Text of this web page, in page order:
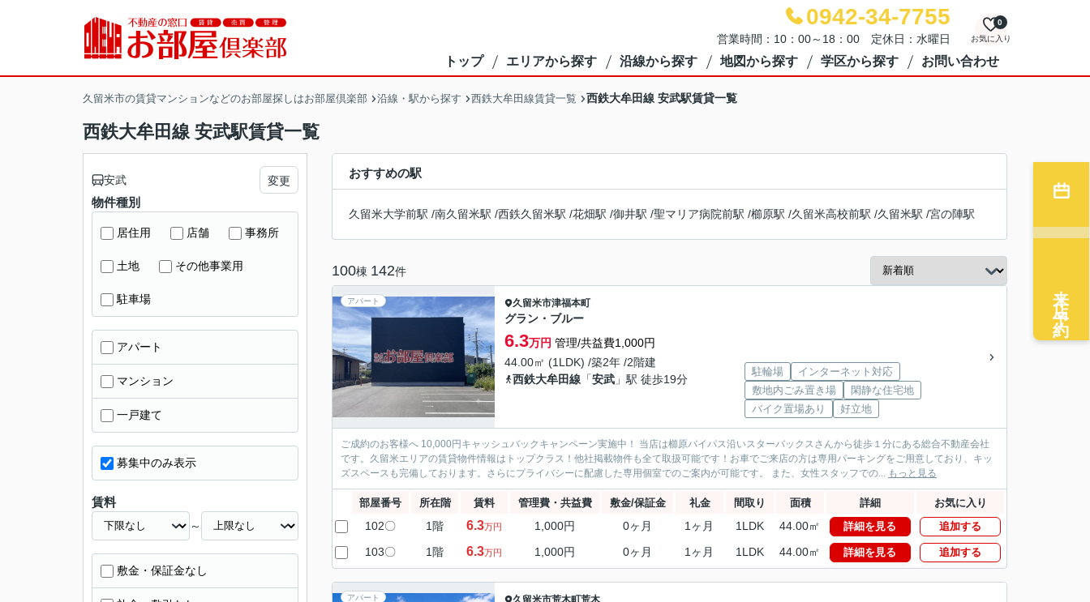
0942-34-7755
営業時間：10：00～18：00 定休日：水曜日 お気に入り
0
トップ エリアから探す 沿線から探す 地図から探す 学区から探す お問い合わせ
久留米市の賃貸マンションなどのお部屋探しはお部屋倶楽部 沿線・駅から探す 西鉄大牟田線賃貸一覧 西鉄大牟田線 安武駅賃貸一覧
西鉄大牟田線 安武駅賃貸一覧
おすすめの駅
久留米大学前駅 /南久留米駅 /西鉄久留米駅 /花畑駅 /御井駅 /聖マリア病院前駅 /櫛原駅 /久留米高校前駅 /久留米駅 /宮の陣駅
100棟 142件
アパート 久留米市津福本町
グラン・ブルー
6.3万円 管理/共益費1,000円
44.00㎡ (1LDK) /築2年 /2階建
西鉄大牟田線 「安武 」駅 徒歩19分
駐輪場
インターネット対応
敷地内ごみ置き場
閑静な住宅地
バイク置場あり
好立地
ご成約のお客様へ 10,000円キャッシュバックキャンペーン実施中！ 当店は櫛原バイパス沿いスターバックスさんから徒歩１分にある総合不動産会社
です。久留米エリアの賃貸物件情報はトップクラス！他社掲載物件も全て取扱可能です！お車でご来店の方は専用パーキングをご用意しており、キッ
ズスペースも完備しております。さらにプライバシーに配慮した専用個室でのご案内が可能です。 また、女性スタッフでの... もっと見る
部屋番号 所在階 賃料 管理費・共益費 敷金/保証金 礼金 間取り 面積 詳細 お気に入り
102〇 1階 6.3万円 1,000円 0ヶ月 1ヶ月 1LDK 44.00㎡ 詳細を見る 追加する
103〇 1階 6.3万円 1,000円 0ヶ月 1ヶ月 1LDK 44.00㎡ 詳細を見る 追加する
アパート 久留米市荒木町荒木
安武 変更
物件種別
居住用 店舗 事務所
土地 その他事業用
駐車場
アパート
マンション
一戸建て
募集中のみ表示
賃料
～
敷金・保証金なし
来店予約